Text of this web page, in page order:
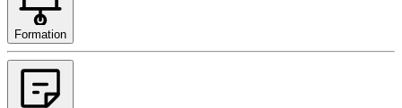
Formation